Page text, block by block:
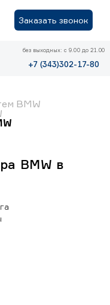
Заказать звонок
без выходных: с 9.00 до 21.00
+7 (343)302-17-80
BMW
BMW в